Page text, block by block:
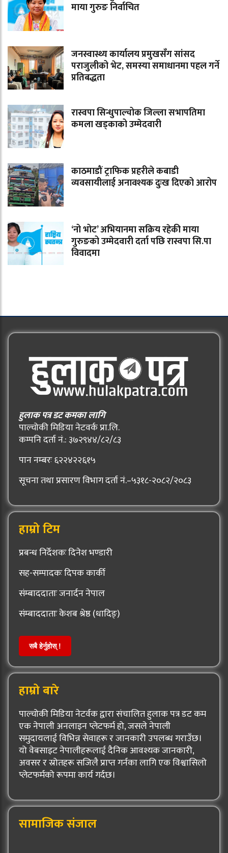
माया गुरुङ निर्वाचित
जनस्वास्थ्य कार्यालय प्रमुखसँग सांसद
पराजुलीको भेट, समस्या समाधानमा पहल गर्ने
प्रतिबद्धता
रास्वपा सिन्धुपाल्चोक जिल्ला सभापतिमा
कमला खड्काको उम्मेदवारी
काठमाडौं ट्राफिक प्रहरीले कबाडी
व्यवसायीलाई अनावश्यक दुःख दिएको आरोप
‘नो भोट’ अभियानमा सक्रिय रहेकी माया
गुरुङको उम्मेदवारी दर्ता पछि रास्वपा सि.पा
विवादमा
हुलाक पत्र डट कमका लागि
पाल्चोकी मिडिया नेटवर्क प्रा.लि.
कम्पनि दर्ता नं.: ३७२९४४/८२/८३
पान नम्बरः ६२२४२२६१५
सूचना तथा प्रसारण विभाग दर्ता नं.–५३१८-२०८२/२०८३
हाम्रो टिम
प्रबन्ध निर्देशकः दिनेश भण्डारी
सह-सम्पादकः दिपक कार्की
संम्बाददाताः जनार्दन नेपाल
संम्बाददाताः केशब श्रेष्ठ (धादिङ्)
सबै हेर्नुहोस् !
हाम्रो बारे
पाल्चोकी मिडिया नेटर्वक द्वारा संचालित हुलाक पत्र डट कम
एक नेपाली अनलाइन प्लेटफर्म हो, जसले नेपाली
समुदायलाई विभिन्न सेवाहरू र जानकारी उपलब्ध गराउँछ।
यो वेबसाइट नेपालीहरूलाई दैनिक आवश्यक जानकारी,
अवसर र स्रोतहरू सजिलै प्राप्त गर्नका लागि एक विश्वासिलो
प्लेटफर्मको रूपमा कार्य गर्दछ।
सामाजिक संजाल